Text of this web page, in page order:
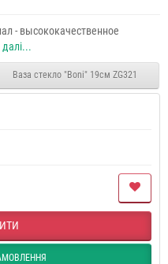
- высококачественное
Ваза стекло "Boni" 19см ZG321